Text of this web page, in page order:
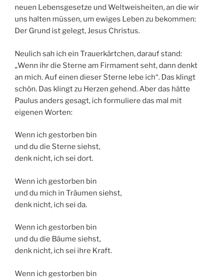
neuen Lebensgesetze und Weltweisheiten, an die wir
uns halten müssen, um ewiges Leben zu bekommen:
Der Grund ist gelegt, Jesus Christus.
Neulich sah ich ein Trauerkärtchen, darauf stand:
„Wenn ihr die Sterne am Firmament seht, dann denkt
an mich. Auf einen dieser Sterne lebe ich“. Das klingt
schön. Das klingt zu Herzen gehend. Aber das hätte
Paulus anders gesagt, ich formuliere das mal mit
eigenen Worten:
Wenn ich gestorben bin
und du die Sterne siehst,
denk nicht, ich sei dort.
Wenn ich gestorben bin
und du mich in Träumen siehst,
denk nicht, ich sei da.
Wenn ich gestorben bin
und du die Bäume siehst,
denk nicht, ich sei ihre Kraft.
Wenn ich gestorben bin